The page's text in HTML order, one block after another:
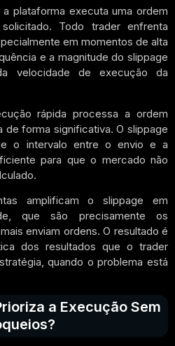
plataforma executa uma ordem
Todo trader enfrenta
em momentos de alta
e a magnitude do slippage
velocidade de execução da
rápida processa a ordem
forma significativa. O slippage
o intervalo entre o envio e a
para que o mercado não
amplificam o slippage em
que são precisamente os
enviam ordens. O resultado é
dos resultados que o trader
quando o problema está
a Execução Sem